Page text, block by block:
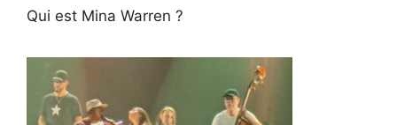
Qui est Mina Warren ?